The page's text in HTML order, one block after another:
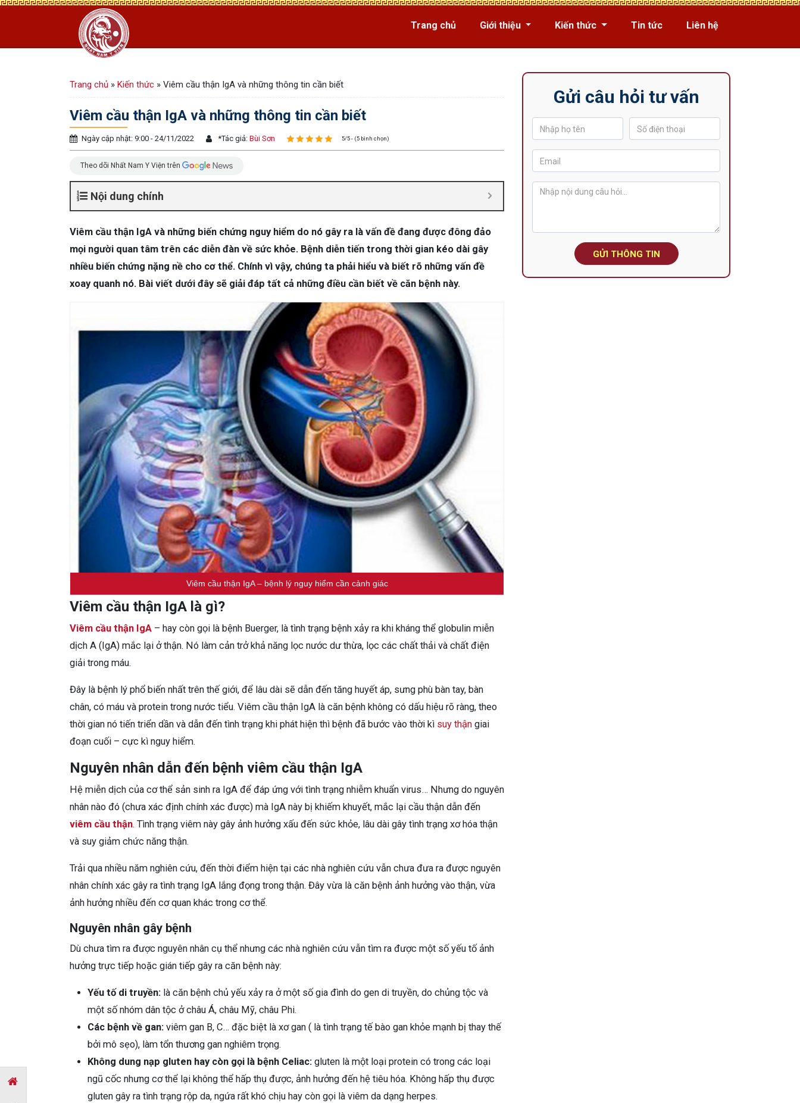
Trang chủ Giới thiệu Kiến thức Tin tức Liên hệ
Trang chủ » Kiến thức » Viêm cầu thận IgA và những thông tin cần biết
Viêm cầu thận IgA và những thông tin cần biết
Ngày cập nhật: 9:00 - 24/11/2022 *Tác giả: Bùi Sơn 5/5 - (5 bình chọn)
Theo dõi Nhất Nam Y Viện trên
Nội dung chính
Viêm cầu thận IgA và những biến chứng nguy hiểm do nó gây ra là vấn đề đang được đông đảo
mọi người quan tâm trên các diễn đàn về sức khỏe. Bệnh diễn tiến trong thời gian kéo dài gây
nhiều biến chứng nặng nề cho cơ thể. Chính vì vậy, chúng ta phải hiểu và biết rõ những vấn đề
xoay quanh nó. Bài viết dưới đây sẽ giải đáp tất cả những điều cần biết về căn bệnh này.
Viêm cầu thận IgA – bệnh lý nguy hiểm cần cảnh giác
Viêm cầu thận IgA là gì?
Viêm cầu thận IgA – hay còn gọi là bệnh Buerger, là tình trạng bệnh xảy ra khi kháng thể globulin miễn
dịch A (IgA) mắc lại ở thận. Nó làm cản trở khả năng lọc nước dư thừa, lọc các chất thải và chất điện
giải trong máu.
Đây là bệnh lý phổ biến nhất trên thế giới, để lâu dài sẽ dẫn đến tăng huyết áp, sưng phù bàn tay, bàn
chân, có máu và protein trong nước tiểu. Viêm cầu thận IgA là căn bệnh không có dấu hiệu rõ ràng, theo
thời gian nó tiến triển dần và dẫn đến tình trạng khi phát hiện thì bệnh đã bước vào thời kì suy thận giai
đoạn cuối – cực kì nguy hiểm.
Nguyên nhân dẫn đến bệnh viêm cầu thận IgA
Hệ miễn dịch của cơ thể sản sinh ra IgA để đáp ứng với tình trạng nhiễm khuẩn virus… Nhưng do nguyên
nhân nào đó (chưa xác định chính xác được) mà IgA này bị khiếm khuyết, mắc lại cầu thận dẫn đến
viêm cầu thận. Tình trạng viêm này gây ảnh hưởng xấu đến sức khỏe, lâu dài gây tình trạng xơ hóa thận
và suy giảm chức năng thận.
Trải qua nhiều năm nghiên cứu, đến thời điểm hiện tại các nhà nghiên cứu vẫn chưa đưa ra được nguyên
nhân chính xác gây ra tình trạng IgA lắng đọng trong thận. Đây vừa là căn bệnh ảnh hưởng vào thận, vừa
ảnh hưởng nhiều đến cơ quan khác trong cơ thể.
Nguyên nhân gây bệnh
Dù chưa tìm ra được nguyên nhân cụ thể nhưng các nhà nghiên cứu vẫn tìm ra được một số yếu tố ảnh
hưởng trực tiếp hoặc gián tiếp gây ra căn bệnh này:
Yếu tố di truyền: là căn bệnh chủ yếu xảy ra ở một số gia đình do gen di truyền, do chủng tộc và
một số nhóm dân tộc ở châu Á, châu Mỹ, châu Phi.
Các bệnh về gan: viêm gan B, C… đặc biệt là xơ gan ( là tình trạng tế bào gan khỏe mạnh bị thay thế
bởi mô sẹo), làm tổn thương gan nghiêm trọng.
Không dung nạp gluten hay còn gọi là bệnh Celiac: gluten là một loại protein có trong các loại
ngũ cốc nhưng cơ thể lại không thể hấp thụ được, ảnh hưởng đến hệ tiêu hóa. Không hấp thụ được
gluten gây ra tình trạng rộp da, ngứa rất khó chịu hay còn gọi là viêm da dạng herpes.
Gửi câu hỏi tư vấn
GỬI THÔNG TIN